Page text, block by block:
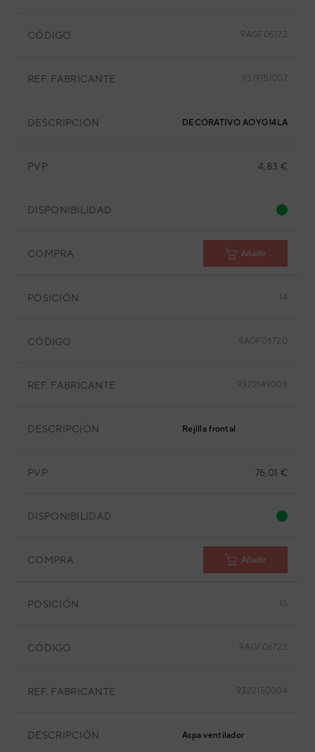
CÓDIGO 9AGF05123
REF. FABRICANTE 9319151007
DESCRIPCIÓN DECORATIVO AOYG14LAC2
PVP 4,83 €
DISPONIBILIDAD
COMPRA Añadir
POSICIÓN 14
CÓDIGO 9AGF06720
REF. FABRICANTE 9322149008
DESCRIPCIÓN Rejilla frontal
PVP 76,01 €
DISPONIBILIDAD
COMPRA Añadir
POSICIÓN 15
CÓDIGO 9AGF06723
REF. FABRICANTE 9322150004
DESCRIPCIÓN Aspa ventilador